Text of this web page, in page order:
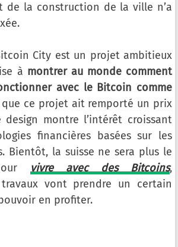
de la construction de la ville n’a
City est un projet ambitieux
à montrer au monde comment
avec le Bitcoin comme
ce projet ait remporté un prix
montre l’intérêt croissant
financières basées sur les
Bientôt, la suisse ne sera plus le
vivre avec des Bitcoins,
vont prendre un certain
en profiter.